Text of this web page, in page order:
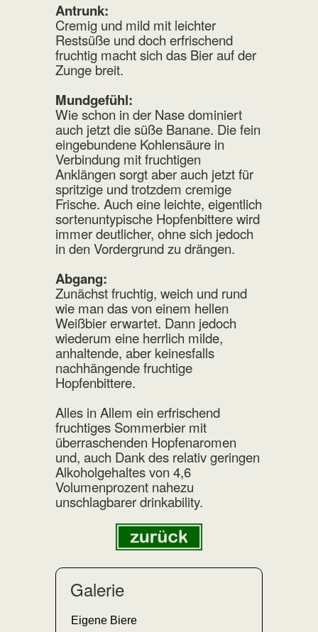
Antrunk:
Cremig und mild mit leichter
Restsüße und doch erfrischend
fruchtig macht sich das Bier auf der
Zunge breit.
Mundgefühl:
Wie schon in der Nase dominiert
auch jetzt die süße Banane. Die fein
eingebundene Kohlensäure in
Verbindung mit fruchtigen
Anklängen sorgt aber auch jetzt für
spritzige und trotzdem cremige
Frische. Auch eine leichte, eigentlich
sortenuntypische Hopfenbittere wird
immer deutlicher, ohne sich jedoch
in den Vordergrund zu drängen.
Abgang:
Zunächst fruchtig, weich und rund
wie man das von einem hellen
Weißbier erwartet. Dann jedoch
wiederum eine herrlich milde,
anhaltende, aber keinesfalls
nachhängende fruchtige
Hopfenbittere.
Alles in Allem ein erfrischend
fruchtiges Sommerbier mit
überraschenden Hopfenaromen
und, auch Dank des relativ geringen
Alkoholgehaltes von 4,6
Volumenprozent nahezu
unschlagbarer drinkability.
Galerie
Eigene Biere